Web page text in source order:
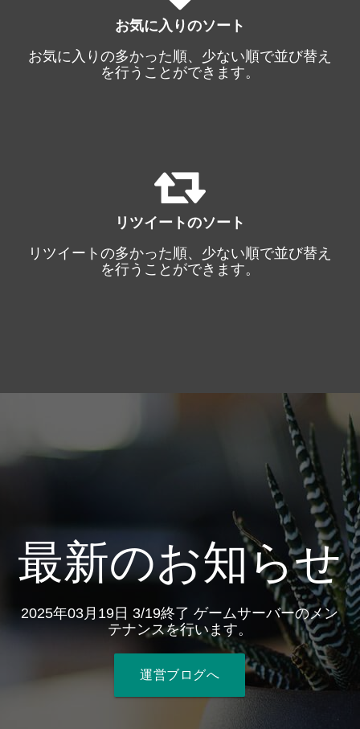
お気に入りのソート
お気に入りの多かった順、少ない順で並び替え
を行うことができます。
リツイートのソート
リツイートの多かった順、少ない順で並び替え
を行うことができます。
最新のお知らせ
2025年03月19日 3/19終了 ゲームサーバーのメン
テナンスを行います。
運営ブログへ